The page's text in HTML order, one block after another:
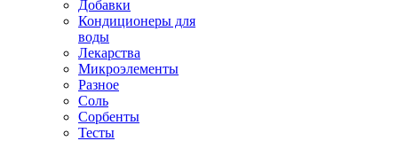
Добавки
Кондиционеры для
воды
Лекарства
Микроэлементы
Разное
Соль
Сорбенты
Тесты